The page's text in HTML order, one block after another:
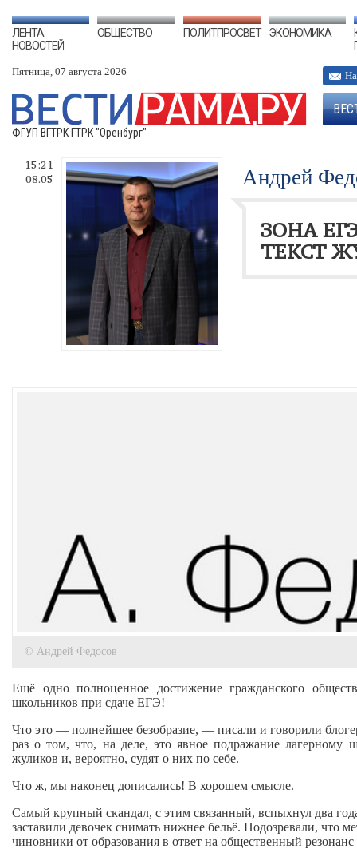
ЛЕНТА
НОВОСТЕЙ
ОБЩЕСТВО ПОЛИТПРОСВЕТ ЭКОНОМИКА
Пятница, 07 августа 2026
ФГУП ВГТРК ГТРК "Оренбург"
15:21
08.05
Андрей
ЗОНА
ТЕКСТ
© Андрей Федосов
Ещё одно полноценное достижение гражданского
школьников при сдаче ЕГЭ!
Что это — полнейшее безобразие, — писали и говорили
раз о том, что, на деле, это явное подражание лагерному
жуликов и, вероятно, судят о них по себе.
Что ж, мы наконец дописались! В хорошем смысле.
Самый крупный скандал, с этим связанный, вспыхнул два
заставили девочек снимать нижнее бельё. Подозревали, что
чиновники от образования в ответ на общественный